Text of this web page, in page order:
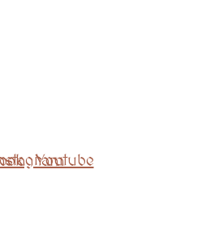
Youtube